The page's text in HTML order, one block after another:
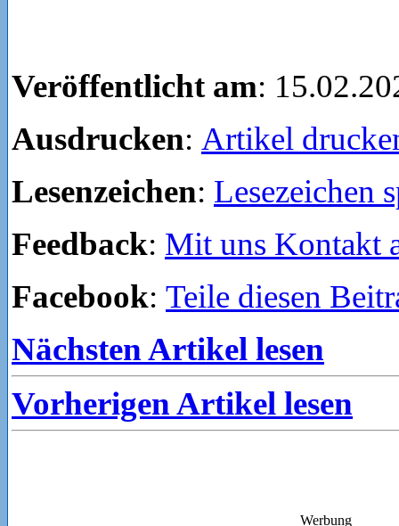
Veröffentlicht am:
Ausdrucken: Artikel
Lesenzeichen: Lesezeichen
Feedback: Mit uns Kontakt
Facebook: Teile diesen
Nächsten Artikel lesen
Vorherigen Artikel lesen
Werbung